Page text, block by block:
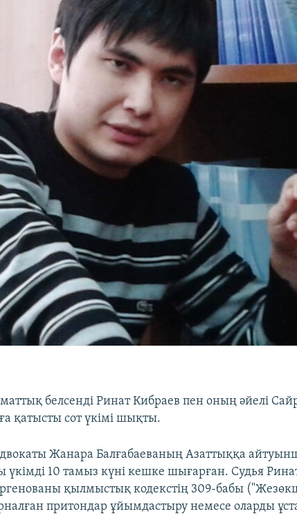
белсенді Ринат Кибраев пен оның әйелі
қатысты сот үкімі шықты.
Жанара Балғабаеваның Азаттыққа
үкімді 10 тамыз күні кешке шығарған. Судья
қылмыстық кодекстің 309-бабы
притондар ұйымдастыру немесе оларды